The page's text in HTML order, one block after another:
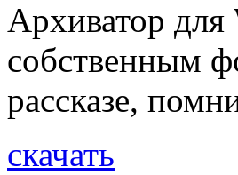
Архиватор
собственным
рассказе,
скачать